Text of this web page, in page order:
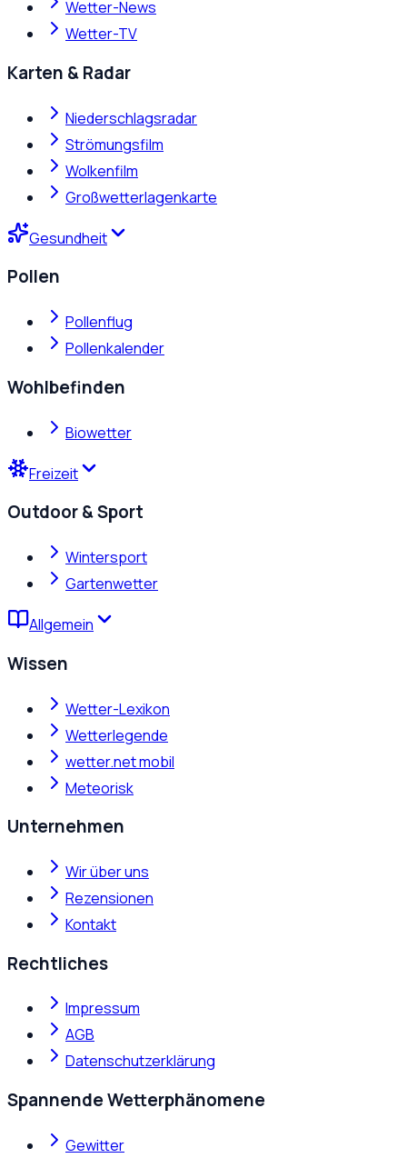
Wetter-News
Wetter-TV
Karten & Radar
Niederschlagsradar
Strömungsfilm
Wolkenfilm
Großwetterlagenkarte
Gesundheit
Pollen
Pollenflug
Pollenkalender
Wohlbefinden
Biowetter
Freizeit
Outdoor & Sport
Wintersport
Gartenwetter
Allgemein
Wissen
Wetter-Lexikon
Wetterlegende
wetter.net mobil
Meteorisk
Unternehmen
Wir über uns
Rezensionen
Kontakt
Rechtliches
Impressum
AGB
Datenschutzerklärung
Spannende Wetterphänomene
Gewitter